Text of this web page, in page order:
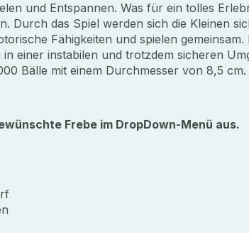
und Entspannen. Was für ein tolles
Durch das Spiel werden sich die Kleinen
Fähigkeiten und spielen gemeinsam.
einer instabilen und trotzdem sicheren
Bälle mit einem Durchmesser von 8,5 cm.
Frebe im DropDown-Menü aus.